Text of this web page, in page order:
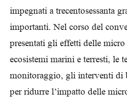
impegnati a trecentosessanta
importanti. Nel corso del
presentati gli effetti delle
ecosistemi marini e terresti, le
monitoraggio, gli interventi di
per ridurre l’impatto delle